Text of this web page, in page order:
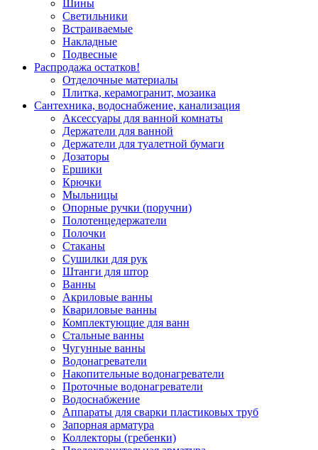
Шины
Светильники
Встраиваемые
Накладные
Подвесные
Распродажа остатков!
Отделочные материалы
Плитка, керамогранит, мозаика
Сантехника, водоснабжение, канализация
Аксессуары для ванной комнаты
Держатели для ванной
Держатели для туалетной бумаги
Дозаторы
Ершики
Крючки
Мыльницы
Опорные ручки (поручни)
Полотенцедержатели
Полочки
Стаканы
Сушилки для рук
Штанги для штор
Ванны
Акриловые ванны
Квариловые ванны
Комплектующие для ванн
Стальные ванны
Чугунные ванны
Водонагреватели
Накопительные водонагреватели
Проточные водонагреватели
Водоснабжение
Аппараты для сварки пластиковых труб
Запорная арматура
Коллекторы (гребенки)